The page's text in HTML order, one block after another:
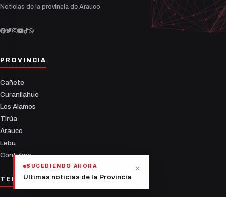
Noticias de la provincia de Arauco
PROVINCIA
Cañete
Curanilahue
Los Alamos
Tirúa
Arauco
Lebu
Contulmo
TEMAS
SUCEDIENDO AHORA
Últimas noticias de la Provincia
×